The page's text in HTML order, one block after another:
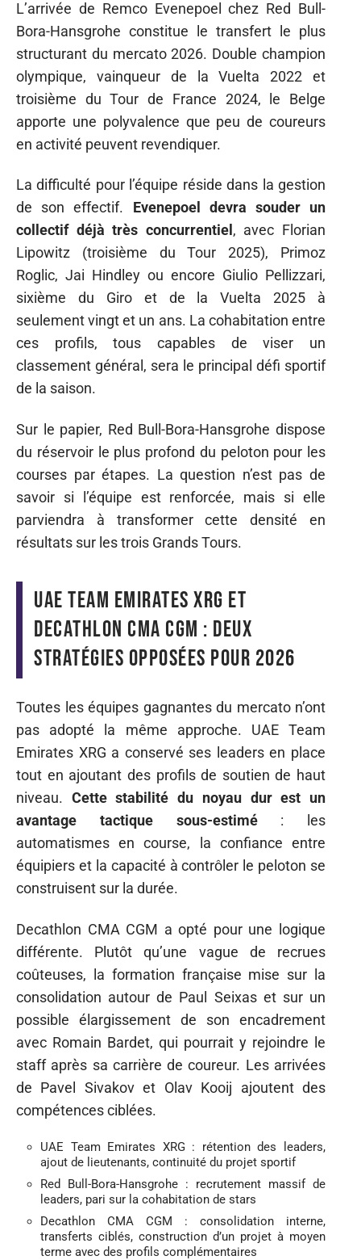
L’arrivée de Remco Evenepoel chez Red Bull-
Bora-Hansgrohe constitue le transfert le plus
structurant du mercato 2026. Double champion
olympique, vainqueur de la Vuelta 2022 et
troisième du Tour de France 2024, le Belge
apporte une polyvalence que peu de coureurs
en activité peuvent revendiquer.
La difficulté pour l’équipe réside dans la gestion
de son effectif. Evenepoel devra souder un
collectif déjà très concurrentiel , avec Florian
Lipowitz (troisième du Tour 2025), Primoz
Roglic, Jai Hindley ou encore Giulio Pellizzari,
sixième du Giro et de la Vuelta 2025 à
seulement vingt et un ans. La cohabitation entre
ces profils, tous capables de viser un
classement général, sera le principal défi sportif
de la saison.
Sur le papier, Red Bull-Bora-Hansgrohe dispose
du réservoir le plus profond du peloton pour les
courses par étapes. La question n’est pas de
savoir si l’équipe est renforcée, mais si elle
parviendra à transformer cette densité en
résultats sur les trois Grands Tours.
UAE Team Emirates XRG et
Decathlon CMA CGM : deux
stratégies opposées pour 2026
Toutes les équipes gagnantes du mercato n’ont
pas adopté la même approche. UAE Team
Emirates XRG a conservé ses leaders en place
tout en ajoutant des profils de soutien de haut
niveau. Cette stabilité du noyau dur est un
avantage tactique sous-estimé: les
automatismes en course, la confiance entre
équipiers et la capacité à contrôler le peloton se
construisent sur la durée.
Decathlon CMA CGM a opté pour une logique
différente. Plutôt qu’une vague de recrues
coûteuses, la formation française mise sur la
consolidation autour de Paul Seixas et sur un
possible élargissement de son encadrement
avec Romain Bardet, qui pourrait y rejoindre le
staff après sa carrière de coureur. Les arrivées
de Pavel Sivakov et Olav Kooij ajoutent des
compétences ciblées.
UAE Team Emirates XRG : rétention des leaders,
ajout de lieutenants, continuité du projet sportif
Red Bull-Bora-Hansgrohe : recrutement massif de
leaders, pari sur la cohabitation de stars
Decathlon CMA CGM : consolidation interne,
transferts ciblés, construction d’un projet à moyen
terme avec des profils complémentaires